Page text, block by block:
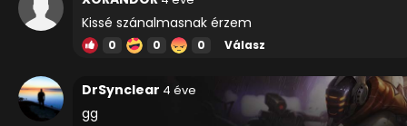
Kissé szánalmasnak érzem
0 0 0 Válasz
DrSynclear 4 éve
gg